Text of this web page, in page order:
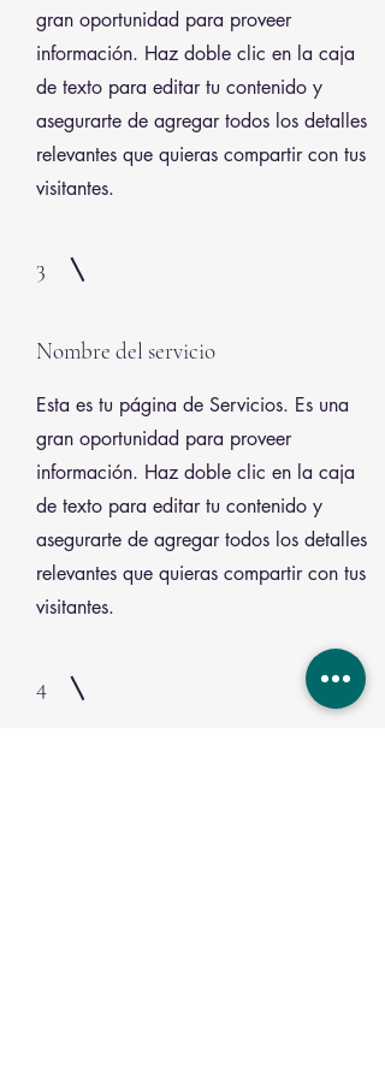
gran oportunidad para proveer
información. Haz doble clic en la caja
de texto para editar tu contenido y
asegurarte de agregar todos los detalles
relevantes que quieras compartir con tus
visitantes.
3
Nombre del servicio
Esta es tu página de Servicios. Es una
gran oportunidad para proveer
información. Haz doble clic en la caja
de texto para editar tu contenido y
asegurarte de agregar todos los detalles
relevantes que quieras compartir con tus
visitantes.
4